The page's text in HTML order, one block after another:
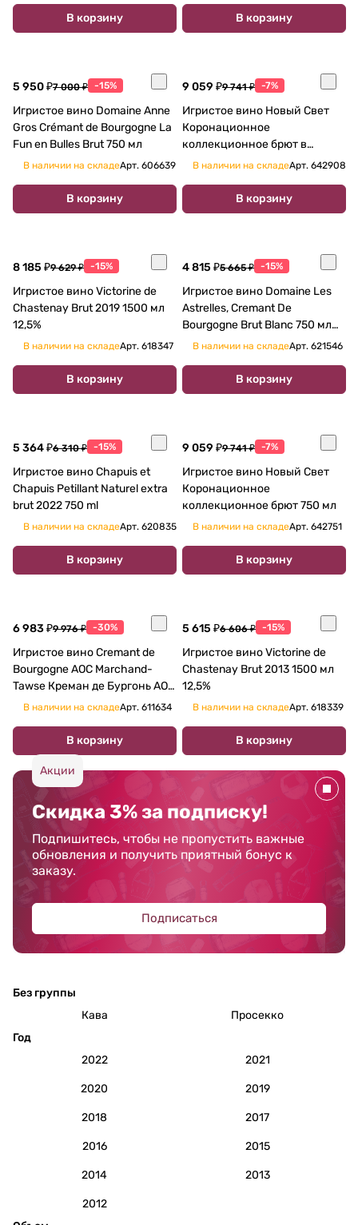
В корзину В корзину
5 950 ₽7 000 ₽ -15%
Игристое вино Domaine Anne
Gros Crémant de Bourgogne La
Fun en Bulles Brut 750 мл
В наличии на складеАрт. 606639
В корзину
9 059 ₽9 741 ₽ -7%
Игристое вино Новый Свет
Коронационное
коллекционное брют в
подарочной упаковке 750 мл
В наличии на складеАрт. 642908
В корзину
8 185 ₽9 629 ₽ -15%
Игристое вино Victorine de
Chastenay Brut 2019 1500 мл
12,5%
В наличии на складеАрт. 618347
В корзину
4 815 ₽5 665 ₽ -15%
Игристое вино Domaine Les
Astrelles, Cremant De
Bourgogne Brut Blanc 750 мл
12%
В наличии на складеАрт. 621546
В корзину
5 364 ₽6 310 ₽ -15%
Игристое вино Chapuis et
Chapuis Petillant Naturel extra
brut 2022 750 ml
В наличии на складеАрт. 620835
В корзину
9 059 ₽9 741 ₽ -7%
Игристое вино Новый Свет
Коронационное
коллекционное брют 750 мл
В наличии на складеАрт. 642751
В корзину
6 983 ₽9 976 ₽ -30%
Игристое вино Cremant de
Bourgogne AOС Marchand-
Tawse Креман де Бургонь AOС
Маршан-Тоуз 750мл
В наличии на складеАрт. 611634
В корзину
5 615 ₽6 606 ₽ -15%
Игристое вино Victorine de
Chastenay Brut 2013 1500 мл
12,5%
В наличии на складеАрт. 618339
В корзину
Акции
Скидка 3% за подписку!
Подпишитесь, чтобы не пропустить важные
обновления и получить приятный бонус к
заказу.
Подписаться
Без группы
Кава
Просекко
Год
2022
2021
2020 2019
2018 2017
2016 2015
2014 2013
2012